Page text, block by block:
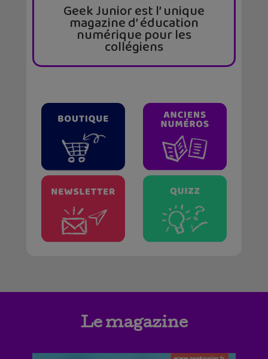
Geek Junior est l’ unique
magazine d’ éducation
numérique pour les
collégiens
Le magazine